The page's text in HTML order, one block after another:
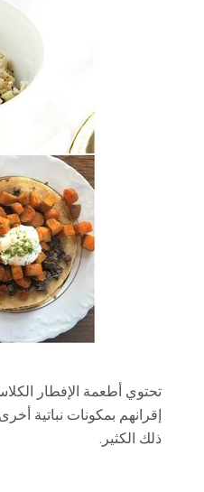
تحتوي أطعمة الإفطار
إقرانهم بمكونات نباتية
ذلك الكثير.